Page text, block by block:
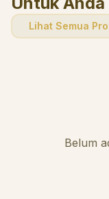
Lihat Semua
Belum